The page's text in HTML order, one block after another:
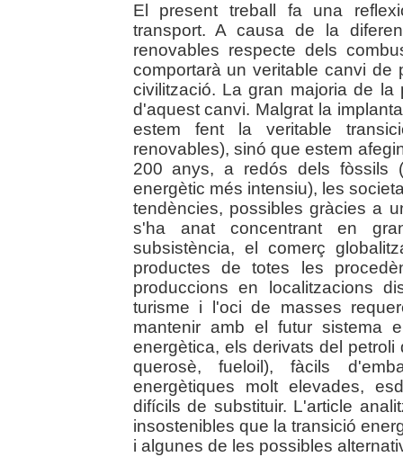
El present treball fa una
transport. A causa de la
renovables respecte dels
comportarà un veritable canvi
civilització. La gran majoria de
d'aquest canvi. Malgrat la
estem fent la veritable
renovables), sinó que estem
200 anys, a redós dels fòssils
energètic més intensiu), les
tendències, possibles gràcies a
s'ha anat concentrant en
subsistència, el comerç
productes de totes les
produccions en localitzacions
turisme i l'oci de masses
mantenir amb el futur sistema
energètica, els derivats del
querosè, fueloil), fàcils
energètiques molt elevades,
difícils de substituir. L'article
insostenibles que la transició
i algunes de les possibles